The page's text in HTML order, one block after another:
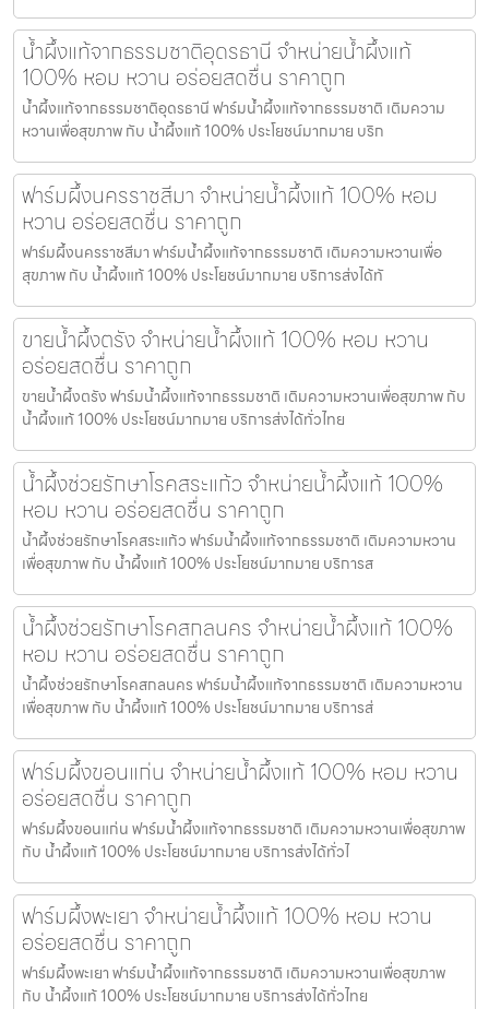
น้ำผึ้งแท้จากธรรมชาติอุดรธานี จำหน่ายน้ำผึ้งแท้
100% หอม หวาน อร่อยสดชื่น ราคาถูก
น้ำผึ้งแท้จากธรรมชาติอุดรธานี ฟาร์มน้ำผึ้งแท้จากธรรมชาติ เติมความ
หวานเพื่อสุขภาพ กับ น้ำผึ้งแท้ 100% ประโยชน์มากมาย บริก
ฟาร์มผึ้งนครราชสีมา จำหน่ายน้ำผึ้งแท้ 100% หอม
หวาน อร่อยสดชื่น ราคาถูก
ฟาร์มผึ้งนครราชสีมา ฟาร์มน้ำผึ้งแท้จากธรรมชาติ เติมความหวานเพื่อ
สุขภาพ กับ น้ำผึ้งแท้ 100% ประโยชน์มากมาย บริการส่งได้ทั
ขายน้ำผึ้งตรัง จำหน่ายน้ำผึ้งแท้ 100% หอม หวาน
อร่อยสดชื่น ราคาถูก
ขายน้ำผึ้งตรัง ฟาร์มน้ำผึ้งแท้จากธรรมชาติ เติมความหวานเพื่อสุขภาพ กับ
น้ำผึ้งแท้ 100% ประโยชน์มากมาย บริการส่งได้ทั่วไทย
น้ำผึ้งช่วยรักษาโรคสระแก้ว จำหน่ายน้ำผึ้งแท้ 100%
หอม หวาน อร่อยสดชื่น ราคาถูก
น้ำผึ้งช่วยรักษาโรคสระแก้ว ฟาร์มน้ำผึ้งแท้จากธรรมชาติ เติมความหวาน
เพื่อสุขภาพ กับ น้ำผึ้งแท้ 100% ประโยชน์มากมาย บริการส
น้ำผึ้งช่วยรักษาโรคสกลนคร จำหน่ายน้ำผึ้งแท้ 100%
หอม หวาน อร่อยสดชื่น ราคาถูก
น้ำผึ้งช่วยรักษาโรคสกลนคร ฟาร์มน้ำผึ้งแท้จากธรรมชาติ เติมความหวาน
เพื่อสุขภาพ กับ น้ำผึ้งแท้ 100% ประโยชน์มากมาย บริการส่
ฟาร์มผึ้งขอนแก่น จำหน่ายน้ำผึ้งแท้ 100% หอม หวาน
อร่อยสดชื่น ราคาถูก
ฟาร์มผึ้งขอนแก่น ฟาร์มน้ำผึ้งแท้จากธรรมชาติ เติมความหวานเพื่อสุขภาพ
กับ น้ำผึ้งแท้ 100% ประโยชน์มากมาย บริการส่งได้ทั่วไ
ฟาร์มผึ้งพะเยา จำหน่ายน้ำผึ้งแท้ 100% หอม หวาน
อร่อยสดชื่น ราคาถูก
ฟาร์มผึ้งพะเยา ฟาร์มน้ำผึ้งแท้จากธรรมชาติ เติมความหวานเพื่อสุขภาพ
กับ น้ำผึ้งแท้ 100% ประโยชน์มากมาย บริการส่งได้ทั่วไทย